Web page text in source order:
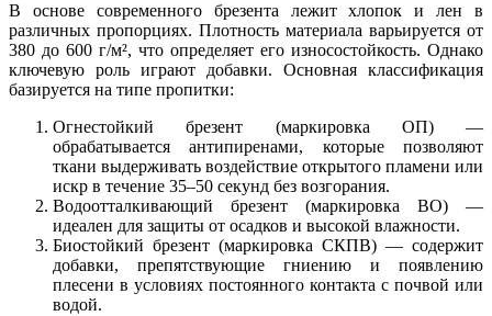
В основе современного брезента лежит хлопок и лен в
различных пропорциях. Плотность материала варьируется от
380 до 600 г/м², что определяет его износостойкость. Однако
ключевую роль играют добавки. Основная классификация
базируется на типе пропитки:
Огнестойкий брезент (маркировка ОП) —
обрабатывается антипиренами, которые позволяют
ткани выдерживать воздействие открытого пламени или
искр в течение 35–50 секунд без возгорания.
Водоотталкивающий брезент (маркировка ВО) —
идеален для защиты от осадков и высокой влажности.
Биостойкий брезент (маркировка СКПВ) — содержит
добавки, препятствующие гниению и появлению
плесени в условиях постоянного контакта с почвой или
водой.